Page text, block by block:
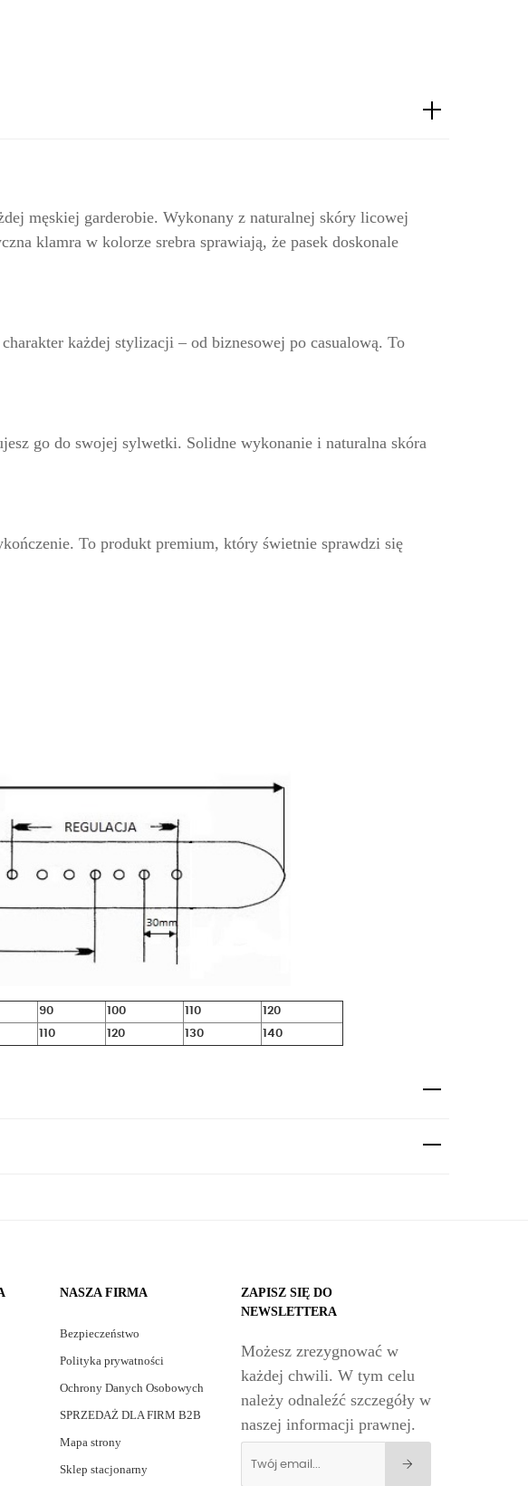
męskiej garderobie. Wykonany z naturalnej skóry licowej
klamra w kolorze srebra sprawiają, że pasek doskonale
każdej stylizacji – od biznesowej po casualową. To
go do swojej sylwetki. Solidne wykonanie i naturalna skóra
To produkt premium, który świetnie sprawdzi się
90 100 110
120
110 120 130 140
NASZA FIRMA
Bezpieczeństwo
Polityka prywatności
Ochrony Danych Osobowych
SPRZEDAŻ DLA FIRM B2B
Mapa strony
Sklep stacjonarny
ZAPISZ SIĘ DO
NEWSLETTERA
Możesz zrezygnować w
każdej chwili. W tym celu
należy odnaleźć szczegóły w
naszej informacji prawnej.